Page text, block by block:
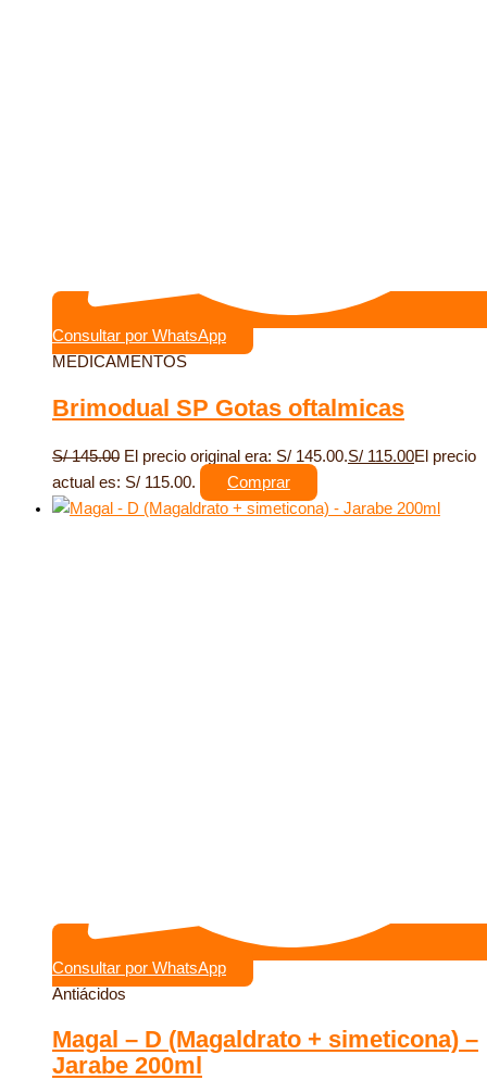
Consultar por WhatsApp
MEDICAMENTOS
Brimodual SP Gotas oftalmicas
S/145.00 El precio original era: S/ 145.00.S/ 115.00El precio
actual es: S/ 115.00.
Comprar
Consultar por WhatsApp
Antiácidos
Magal – D (Magaldrato + simeticona) –
Jarabe 200ml